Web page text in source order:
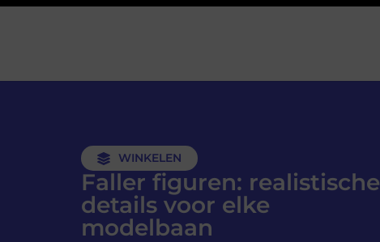
WINKELEN
Faller figuren: realistische
details voor elke
modelbaan